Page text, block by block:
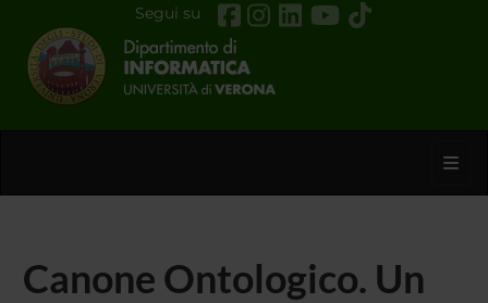
Segui su
Canone Ontologico. Un